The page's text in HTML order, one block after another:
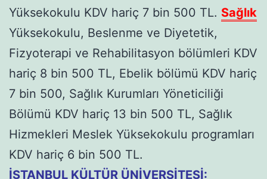
Yüksekokulu KDV hariç 7 bin 500 TL. Sağlık
Yüksekokulu, Beslenme ve Diyetetik,
Fizyoterapi ve Rehabilitasyon bölümleri KDV
hariç 8 bin 500 TL, Ebelik bölümü KDV hariç
7 bin 500, Sağlık Kurumları Yöneticiliği
Bölümü KDV hariç 13 bin 500 TL, Sağlık
Hizmekleri Meslek Yüksekokulu programları
KDV hariç 6 bin 500 TL.
İSTANBUL KÜLTÜR ÜNİVERSİTESİ: